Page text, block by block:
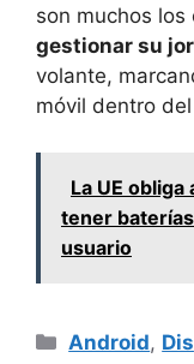
son muchos
gestionar su
volante,
móvil dentro
La UE
tener
usuario
Categorías
Android,